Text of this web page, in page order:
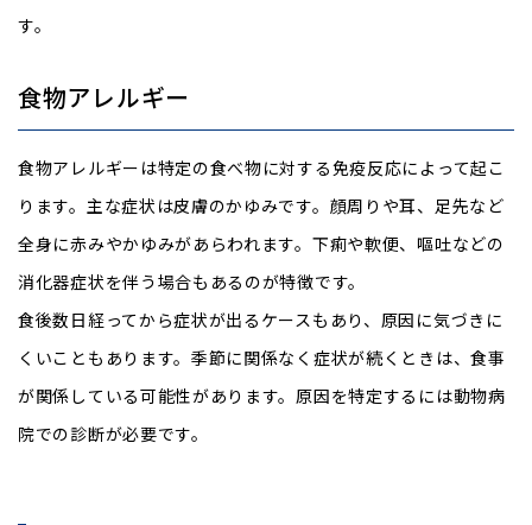
す。
食物アレルギー
食物アレルギーは特定の食べ物に対する免疫反応によって起こ
ります。主な症状は皮膚のかゆみです。顔周りや耳、足先など
全身に赤みやかゆみがあらわれます。下痢や軟便、嘔吐などの
消化器症状を伴う場合もあるのが特徴です。
食後数日経ってから症状が出るケースもあり、原因に気づきに
くいこともあります。季節に関係なく症状が続くときは、食事
が関係している可能性があります。原因を特定するには動物病
院での診断が必要です。